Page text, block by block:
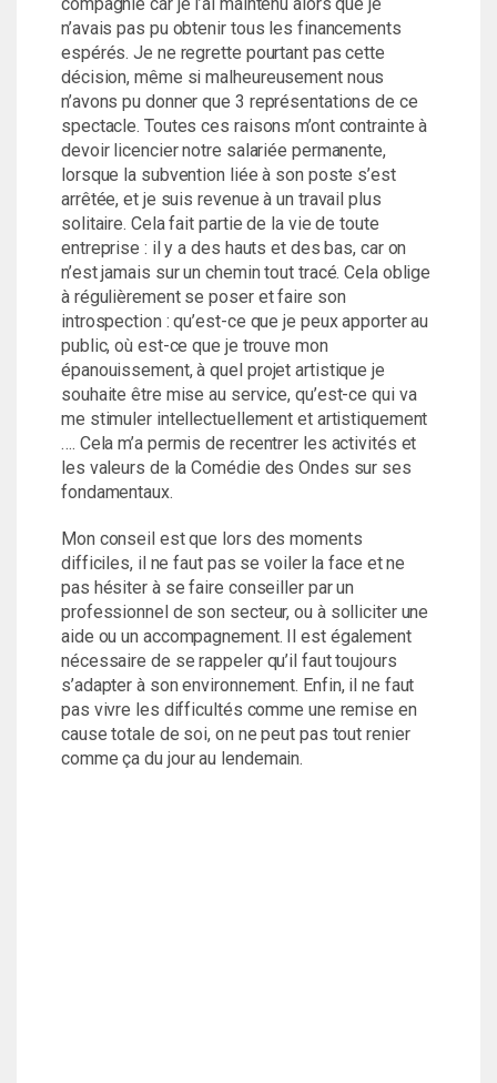
n’avais pas pu obtenir tous les financements
espérés. Je ne regrette pourtant pas cette
décision, même si malheureusement nous
n’avons pu donner que 3 représentations de ce
spectacle. Toutes ces raisons m’ont contrainte à
devoir licencier notre salariée permanente,
lorsque la subvention liée à son poste s’est
arrêtée, et je suis revenue à un travail plus
solitaire. Cela fait partie de la vie de toute
entreprise : il y a des hauts et des bas, car on
n’est jamais sur un chemin tout tracé. Cela oblige
à régulièrement se poser et faire son
introspection : qu’est-ce que je peux apporter au
public, où est-ce que je trouve mon
épanouissement, à quel projet artistique je
souhaite être mise au service, qu’est-ce qui va
me stimuler intellectuellement et artistiquement
…. Cela m’a permis de recentrer les activités et
les valeurs de la Comédie des Ondes sur ses
fondamentaux.
Mon conseil est que lors des moments
difficiles, il ne faut pas se voiler la face et ne
pas hésiter à se faire conseiller par un
professionnel de son secteur, ou à solliciter une
aide ou un accompagnement. Il est également
nécessaire de se rappeler qu’il faut toujours
s’adapter à son environnement. Enfin, il ne faut
pas vivre les difficultés comme une remise en
cause totale de soi, on ne peut pas tout renier
comme ça du jour au lendemain.